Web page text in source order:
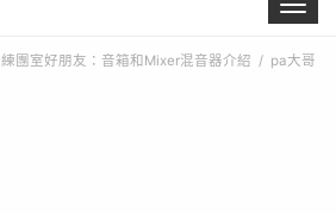
Toggle
練團室好朋友：音箱和Mixer混音器介紹 pa大哥